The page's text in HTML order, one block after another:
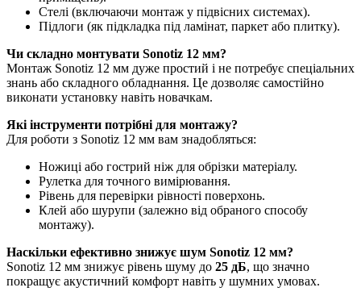
Стелі (включаючи монтаж у підвісних системах).
Підлоги (як підкладка під ламінат, паркет або плитку).
Чи складно монтувати Sonotiz 12 мм?
Монтаж Sonotiz 12 мм дуже простий і не потребує спеціальних
знань або складного обладнання. Це дозволяє самостійно
виконати установку навіть новачкам.
Які інструменти потрібні для монтажу?
Для роботи з Sonotiz 12 мм вам знадобляться:
Ножиці або гострий ніж для обрізки матеріалу.
Рулетка для точного вимірювання.
Рівень для перевірки рівності поверхонь.
Клей або шурупи (залежно від обраного способу
монтажу).
Наскільки ефективно знижує шум Sonotiz 12 мм?
Sonotiz 12 мм знижує рівень шуму до 25 дБ, що значно
покращує акустичний комфорт навіть у шумних умовах.